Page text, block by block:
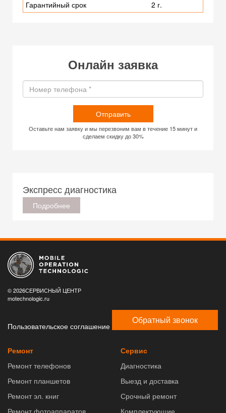
Гарантийный срок
2 г.
Онлайн заявка
Отправить
Оставьте нам заявку и мы перезвоним вам в течение 15 минут и
сделаем скидку до 30%
Экспресс диагностика
Подробнее
© 2026СЕРВИСНЫЙ ЦЕНТР
motechnologic.ru
Пользовательское соглашение
Обратный звонок
Ремонт
Ремонт телефонов
Ремонт планшетов
Ремонт эл. книг
Ремонт фотоаппаратов
Сервис
Диагностика
Выезд и доставка
Срочный ремонт
Комплектующие